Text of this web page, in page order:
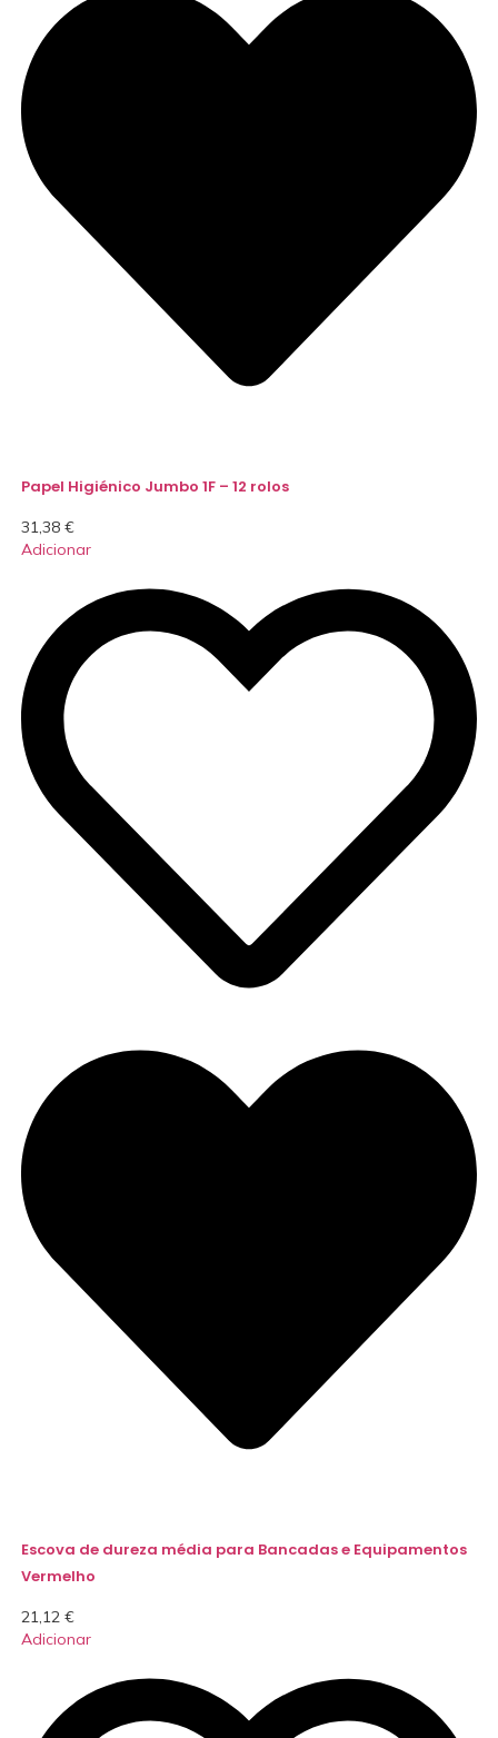
Papel Higiénico Jumbo 1F – 12 rolos
31,38 €
Adicionar
Escova de dureza média para Bancadas e Equipamentos
Vermelho
21,12 €
Adicionar